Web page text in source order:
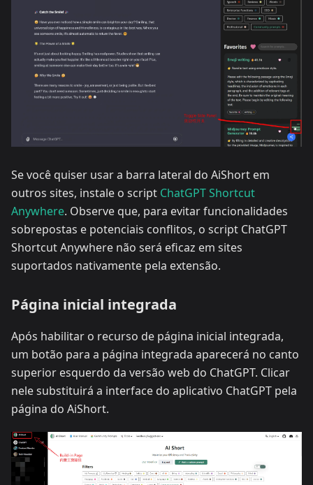
Se você quiser usar a barra lateral do AiShort em
outros sites, instale o script ChatGPT Shortcut
Anywhere. Observe que, para evitar funcionalidades
sobrepostas e potenciais conflitos, o script ChatGPT
Shortcut Anywhere não será eficaz em sites
suportados nativamente pela extensão.
Página inicial integrada
Após habilitar o recurso de página inicial integrada,
um botão para a página integrada aparecerá no canto
superior esquerdo da versão web do ChatGPT. Clicar
nele substituirá a interface do aplicativo ChatGPT pela
página do AiShort.